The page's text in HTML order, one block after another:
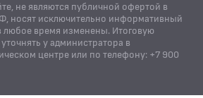
не являются публичной офертой в
носят исключительно информативный
любое время изменены. Итоговую
у администратора в
центре или по телефону: +7 900